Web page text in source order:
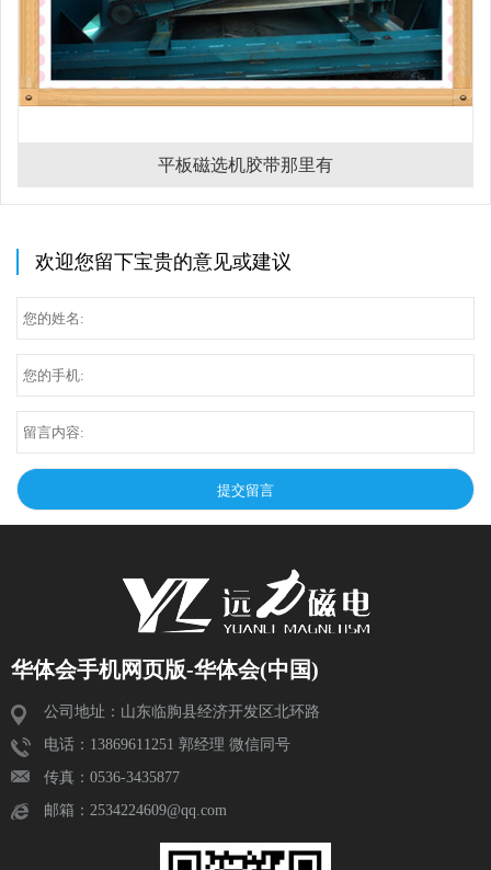
平板磁选机胶带那里有
欢迎您留下宝贵的意见或建议
华体会手机网页版-华体会(中国)
公司地址：山东临朐县经济开发区北环路
电话：13869611251 郭经理 微信同号
传真：0536-3435877
邮箱：2534224609@qq.com